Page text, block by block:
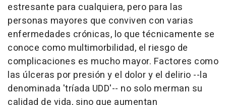
estresante para cualquiera, pero para las
personas mayores que conviven con varias
enfermedades crónicas, lo que técnicamente se
conoce como multimorbilidad, el riesgo de
complicaciones es mucho mayor. Factores como
las úlceras por presión y el dolor y el delirio --la
denominada 'tríada UDD'-- no solo merman su
calidad de vida, sino que aumentan